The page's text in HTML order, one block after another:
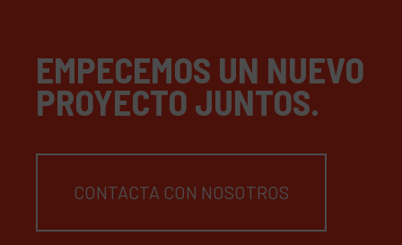
EMPECEMOS UN NUEVO
PROYECTO JUNTOS.
CONTACTA CON NOSOTROS